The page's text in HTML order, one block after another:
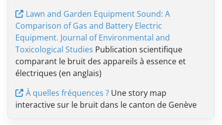
Lawn and Garden Equipment Sound: A
Comparison of Gas and Battery Electric
Equipment. Journal of Environmental and
Toxicological Studies Publication scientifique
comparant le bruit des appareils à essence et
électriques (en anglais)
À quelles fréquences ? Une story map
interactive sur le bruit dans le canton de Genève